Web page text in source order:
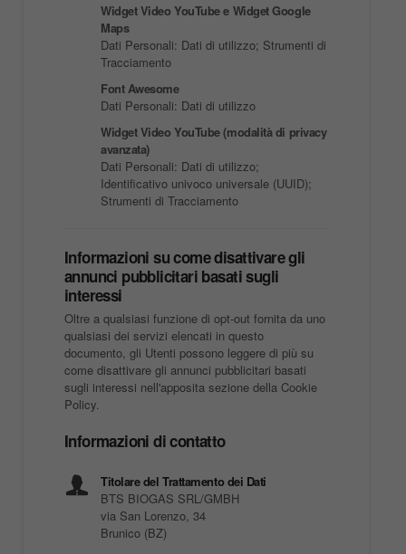
Widget Video YouTube e Widget Google
Maps
Dati Personali: Dati di utilizzo; Strumenti di
Tracciamento
Font Awesome
Dati Personali: Dati di utilizzo
Widget Video YouTube (modalità di privacy
avanzata)
Dati Personali: Dati di utilizzo;
Identificativo univoco universale (UUID);
Strumenti di Tracciamento
Informazioni su come disattivare gli
annunci pubblicitari basati sugli
interessi
Oltre a qualsiasi funzione di opt-out fornita da uno
qualsiasi dei servizi elencati in questo
documento, gli Utenti possono leggere di più su
come disattivare gli annunci pubblicitari basati
sugli interessi nell'apposita sezione della Cookie
Policy.
Informazioni di contatto
Titolare del Trattamento dei Dati
BTS BIOGAS SRL/GMBH
via San Lorenzo, 34
Brunico (BZ)